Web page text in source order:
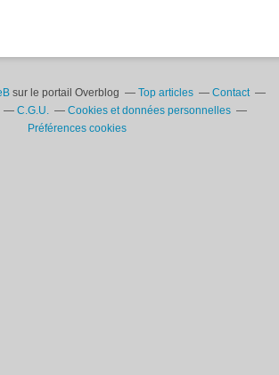
sur le portail Overblog Top articles
Contact
C.G.U.
Cookies et données personnelles
Préférences cookies